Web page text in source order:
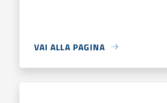
VAI ALLA PAGINA